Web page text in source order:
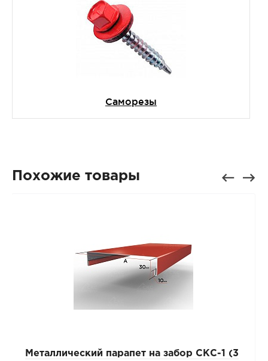
Саморезы
Похожие товары
Металлический парапет на забор СКС-1 (3